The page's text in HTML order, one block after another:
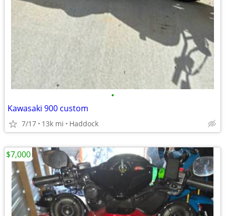
•
Kawasaki 900 custom
7/17 13k mi Haddock
$7,000